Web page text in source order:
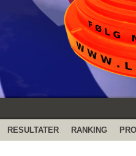
RESULTATER RANKING